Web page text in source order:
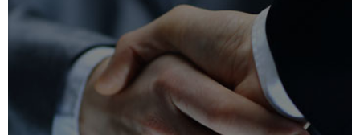
ПРЕДЛОЖЕНИЯ К ЗАЧЕТУ